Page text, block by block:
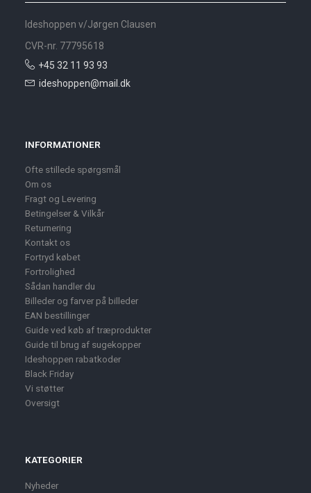
Ideshoppen v/Jørgen Clausen
CVR-nr. 77795618
+45 32 11 93 93
ideshoppen@mail.dk
INFORMATIONER
Ofte stillede spørgsmål
Om os
Fragt og Levering
Betingelser & Vilkår
Returnering
Kontakt os
Fortryd købet
Fortrolighed
Sådan handler du
Billeder og farver på billeder
EAN bestillinger
Guide ved køb af træprodukter
Guide til brug af sugekopper
Ideshoppen rabatkoder
Black Friday
Vi støtter
Oversigt
KATEGORIER
Nyheder